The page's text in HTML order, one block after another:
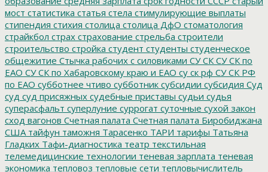
мост статистика статья стела стимулирующие выплаты
стипендия стихия столица столица ДфО стоматология
страйкбол страх страхование стрельба строители
строительство стройка студент студенты студенческое
общежитие Стычка рабочих с силовиками СУ СК СУ СК по
ЕАО СУ СК по Хабаровскому краю и ЕАО су ск рф СУ СК РФ
по ЕАО субботнее чтиво субботник субсидии субсидия Суд
суд суд присяжных судебные приставы судьи судья
суперасфальт суперлуние суррогат суточные сухой закон
сход вагонов Счетная палата Счетная палата Биробиджана
США тайфун таможня Тарасенко ТАРИ тарифы Татьяна
Гладких Тафи-диагностика театр текстильная
телемедицинские технологии теневая зарплата теневая
экономика тепловоз тепловые сети тепловычислитель